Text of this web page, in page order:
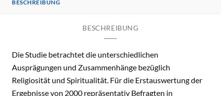
BESCHREIBUNG
BESCHREIBUNG
Die Studie betrachtet die unterschiedlichen
Ausprägungen und Zusammenhänge bezüglich
Religiosität und Spiritualität. Für die Erstauswertung der
Ergebnisse von 2000 repräsentativ Befragten in